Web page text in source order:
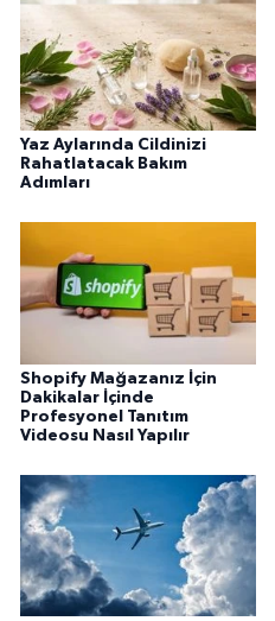
Yaz Aylarında Cildinizi
Rahatlatacak Bakım
Adımları
Shopify Mağazanız İçin
Dakikalar İçinde
Profesyonel Tanıtım
Videosu Nasıl Yapılır